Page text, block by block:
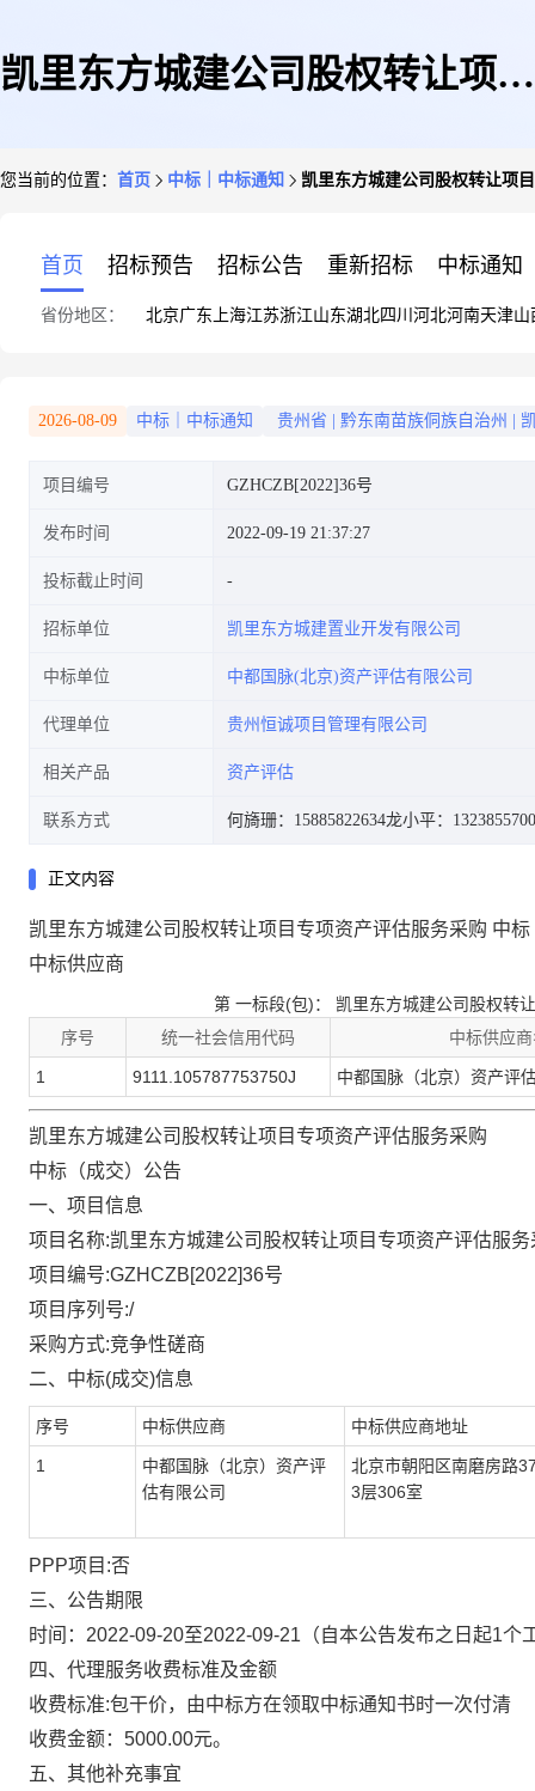
凯里东方城建公司股权转让项目
您当前的位置： 首页 中标｜中标通知 凯里东方城建公司股权转让项
首页 招标预告 招标公告 重新招标 中标通知
省份地区： 北京广东 上海江苏浙江山东湖北四川 河北河南天津山
2026-08-09 中标｜中标通知 贵州省 黔东南苗族侗族自治州
项目编号 GZHCZB[2022]36号
发布时间 2022-09-19 21:37:27
投标截止时间
招标单位 凯里东方城建置业开发有限公司
中标单位 中都国脉(北京)资产评估有限公司
代理单位 贵州恒诚项目管理有限公司
相关产品 资产评估
联系方式 何旖珊：15885822634龙小平：
正文内容
凯里东方城建公司股权转让项目专项资产评估服务采购 中
中标供应商
第 一标段(包)： 凯里东方城建公司股权转
序号
统一社会信用代码 中标供应
1 9111.105787753750J 中都国脉（北京）资产评
凯里东方城建公司股权转让项目专项资产评估服务采购
中标（成交）公告
一、项目信息
项目名称:凯里东方城建公司股权转让项目专项资产评估服务
项目编号:GZHCZB[2022]36号
项目序列号:/
采购方式:竞争性磋商
二、中标(成交)信息
序号 中标供应商 中标供应商地址
1
中都国脉（北京）资产评
估有限公司
北京市朝阳区南磨房路
3层306室
PPP项目:否
三、公告期限
时间： 2022-09-20至2022-09-21 （自本公告发布之日起1个
四、代理服务收费标准及金额
收费标准:包干价，由中标方在领取中标通知书时一次付清
收费金额： 5000.00元。
五、其他补充事宜